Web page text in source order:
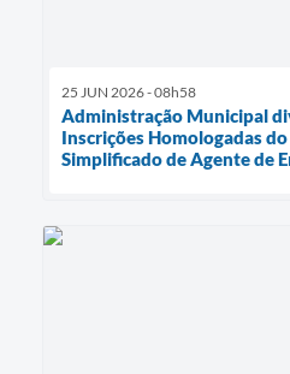
25 JUN 2026 - 08h58
Administração Municipal
Inscrições Homologadas
Simplificado de Agente de